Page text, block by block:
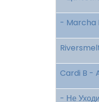
- Marcha
Cardi B -
- Не Уходи